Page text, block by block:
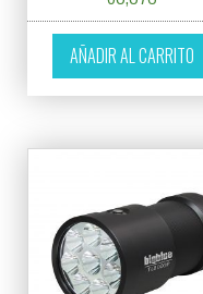
AÑADIR AL CARRITO